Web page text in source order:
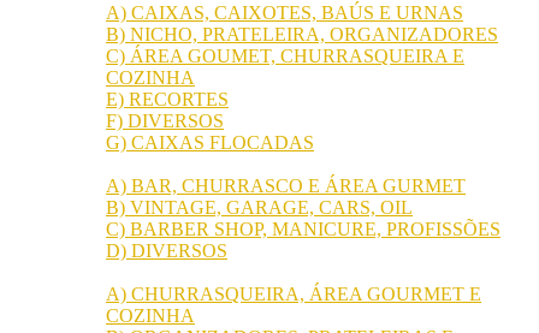
A) CAIXAS, CAIXOTES, BAÚS E URNAS
B) NICHO, PRATELEIRA, ORGANIZADORES
C) ÁREA GOUMET, CHURRASQUEIRA E
COZINHA
E) RECORTES
F) DIVERSOS
G) CAIXAS FLOCADAS
A) BAR, CHURRASCO E ÁREA GURMET
B) VINTAGE, GARAGE, CARS, OIL
C) BARBER SHOP, MANICURE, PROFISSÕES
D) DIVERSOS
A) CHURRASQUEIRA, ÁREA GOURMET E
COZINHA